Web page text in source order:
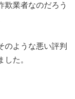
欺業者なのだろう
のような悪い評判
た。